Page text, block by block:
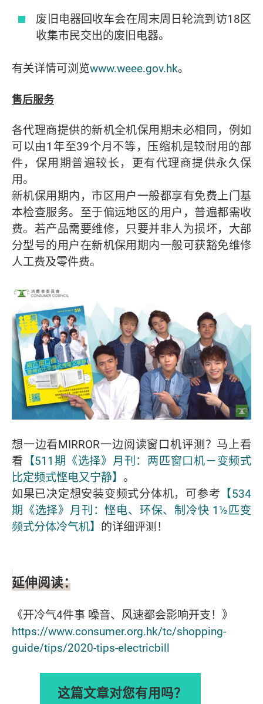
废旧电器回收车会在周末周日轮流到访18区
收集市民交出的废旧电器。
有关详情可浏览www.weee.gov.hk。
售后服务
各代理商提供的新机全机保用期未必相同，例如
可以由1年至39个月不等，压缩机是较耐用的部
件，保用期普遍较长，更有代理商提供永久保
用。
新机保用期内，市区用户一般都享有免费上门基
本检查服务。至于偏远地区的用户，普遍都需收
费。若产品需要维修，只要并非人为损坏，大部
分型号的用户在新机保用期内一般可获豁免维修
人工费及零件费。
想一边看MIRROR一边阅读窗口机评测？马上看
看 【511期《选择》月刊：两匹窗口机－变频式
比定频式悭电又宁静】 。
如果已决定想安装变频式分体机，可参考 【534
期《选择》月刊：悭电、环保、制冷快 1½匹变
频式分体冷气机】 的详细评测！
延伸阅读：
《开冷气4件事 噪音、风速都会影响开支！》
https://www.consumer.org.hk/tc/shopping-
guide/tips/2020-tips-electricbill
这篇文章对您有用吗？